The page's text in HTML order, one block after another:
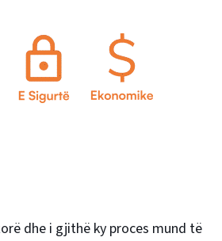
dhe i gjithë ky proces mund të